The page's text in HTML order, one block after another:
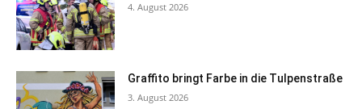
4. August 2026
Graffito bringt Farbe in die Tulpenstraße
3. August 2026